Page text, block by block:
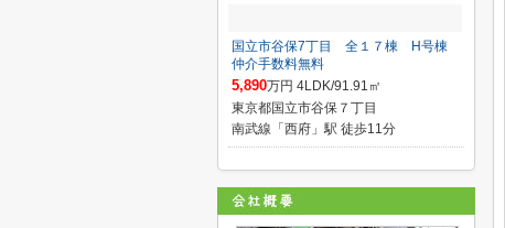
国立市谷保7丁目 全１７棟 H号棟
仲介手数料無料
5,890万円 4LDK/91.91㎡
東京都国立市谷保７丁目
南武線「西府」駅 徒歩11分